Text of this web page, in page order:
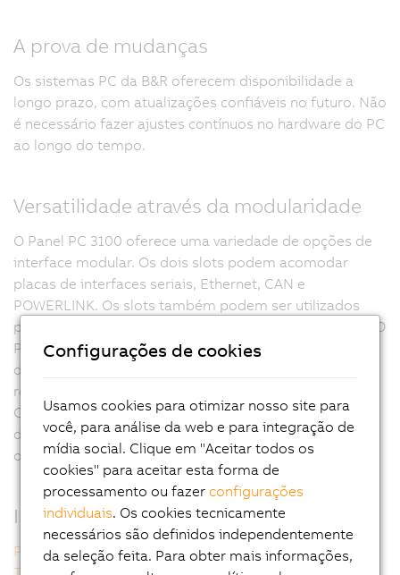
A prova de mudanças
Os sistemas PC da B&R oferecem disponibilidade a
longo prazo, com atualizações confiáveis no futuro. Não
é necessário fazer ajustes contínuos no hardware do PC
ao longo do tempo.
Versatilidade através da modularidade
O Panel PC 3100 oferece uma variedade de opções de
interface modular. Os dois slots podem acomodar
placas de interfaces seriais, Ethernet, CAN e
POWERLINK. Os slots também podem ser utilizados
para soluções UPS, interface de audio e memória M.2. O
PC industrial também vem com slots para dois
dispositivos de armazenamento de dados CFast com
robustez industrial. Com até 256 GB cada, os cartões
CFast podem ser utilizados para aumentar o
desempenho, como proteção de backup contra falhas
ou como um conjunto RAID.
Informações adicionais
Panel PC 3100 single-touch
Configurações de cookies
Usamos cookies para otimizar nosso site para
você, para análise da web e para integração de
mídia social. Clique em "Aceitar todos os
cookies" para aceitar esta forma de
processamento ou fazerconfigurações
individuais. Os cookies tecnicamente
necessários são definidos independentemente
da seleção feita. Para obter mais informações,